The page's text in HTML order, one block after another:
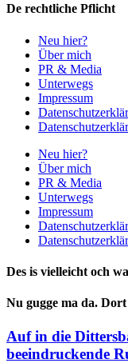
De rechtliche Pflicht
Neu hier?
Über mich
PR & Media
Unterwegs
Impressum
Neu hier?
Über mich
PR & Media
Unterwegs
Impressum
Des is vielleicht och
Nu gugge ma da.
Auf in die
beeindruckende